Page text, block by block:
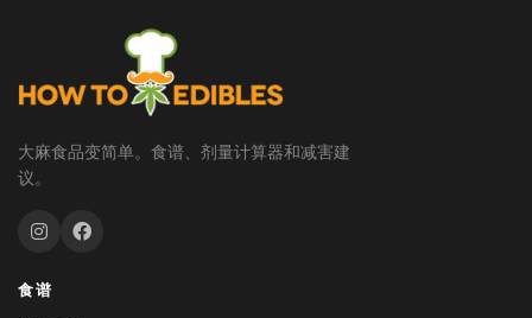
大麻食品变简单。食谱、剂量计算器和减害建
议。
食谱